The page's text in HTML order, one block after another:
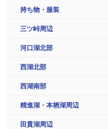
持ち物・服装
三ツ峠周辺
河口湖北部
西湖北部
西湖南部
精進湖・本栖湖周辺
田貫湖周辺